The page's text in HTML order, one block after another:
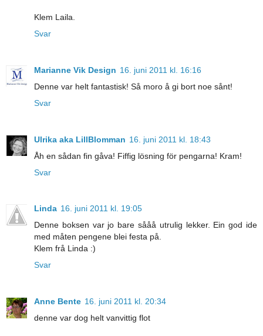
Klem Laila.
Svar
Marianne Vik Design 16. juni 2011 kl. 16:16
Denne var helt fantastisk! Så moro å gi bort noe sånt!
Svar
Ulrika aka LillBlomman 16. juni 2011 kl. 18:43
Åh en sådan fin gåva! Fiffig lösning för pengarna! Kram!
Svar
Linda 16. juni 2011 kl. 19:05
Denne boksen var jo bare sååå utrulig lekker. Ein god ide
med måten pengene blei festa på.
Klem frå Linda :)
Svar
Anne Bente 16. juni 2011 kl. 20:34
denne var dog helt vanvittig flot